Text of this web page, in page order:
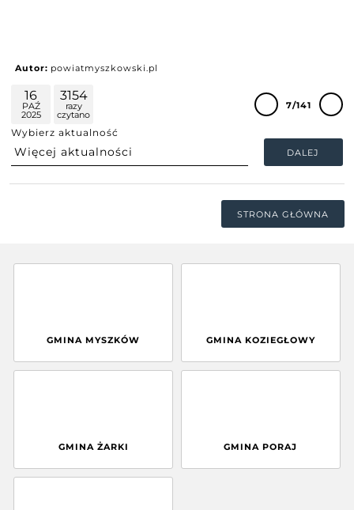
Autor: powiatmyszkowski.pl
16
PAŹ
2025
3154
razy
czytano
Wybierz aktualność
DALEJ
7/141
STRONA GŁÓWNA
GMINA MYSZKÓW GMINA KOZIEGŁOWY
GMINA ŻARKI GMINA PORAJ